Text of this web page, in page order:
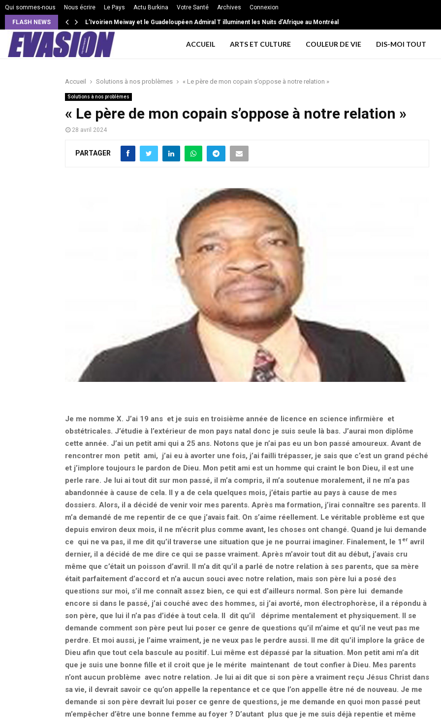
Qui sommes-nous Nous écrire Le Pays Actu Burkina Votre Santé Archives Connexion
FLASH NEWS L’Ivoirien Meiway et le Guadeloupéen Admiral T illuminent les Nuits d’Afrique au Montréal
ACCUEIL ARTS ET CULTURE COULEUR DE VIE DIS-MOI TOUT
Accueil Solutions à nos problèmes « Le père de mon copain s’oppose à notre relation »
Solutions à nos problèmes
« Le père de mon copain s’oppose à notre relation »
28 avril 2024
PARTAGER
Je me nomme X. J’ai 19 ans et je suis en troisième année de licence en science infirmière et
obstétricales. J’étudie à l’extérieur de mon pays natal donc je suis seule là bas. J’aurai mon diplôme
cette année. J’ai un petit ami qui a 25 ans. Notons que je n’ai pas eu un bon passé amoureux. Avant de
rencontrer mon petit ami, j’ai eu à avorter une fois, j’ai failli trépasser, je sais que c’est un grand péché
et j’implore toujours le pardon de Dieu. Mon petit ami est un homme qui craint le bon Dieu, il est une
perle rare. Je lui ai tout dit sur mon passé, il m’a compris, il m’a soutenue moralement, il ne m’a pas
abandonnée à cause de cela. Il y a de cela quelques mois, j’étais partie au pays à cause de mes
dossiers. Alors, il a décidé de venir voir mes parents. Après ma formation, j’irai connaître ses parents. Il
m’a demandé de me repentir de ce que j’avais fait. On s’aime réellement. Le véritable problème est que
depuis environ deux mois, il ne m’écrit plus comme avant, les choses ont changé. Quand je lui demande
ce qui ne va pas, il me dit qu’il traverse une situation que je ne pourrai imaginer. Finalement, le 1 er avril
dernier, il a décidé de me dire ce qui se passe vraiment. Après m’avoir tout dit au début, j’avais cru
même que c’était un poisson d’avril. Il m’a dit qu’il a parlé de notre relation à ses parents, que sa mère
était parfaitement d’accord et n’a aucun souci avec notre relation, mais son père lui a posé des
questions sur moi, s’il me connaît assez bien, ce qui est d’ailleurs normal. Son père lui demande
encore si dans le passé, j’ai couché avec des hommes, si j’ai avorté, mon électrophorèse, il a répondu à
son père, que lui il n’a pas d’idée à tout cela. Il dit qu’il déprime mentalement et physiquement. Il se
demande comment son père peut lui poser ce genre de questions qu’il m’aime et qu’il ne veut pas me
perdre. Et moi aussi, je l’aime vraiment, je ne veux pas le perdre aussi. Il me dit qu’il implore la grâce de
Dieu afin que tout cela bascule au positif. Lui même est dépassé par la situation. Mon petit ami m’a dit
que je suis une bonne fille et il croit que je le mérite maintenant de tout confier à Dieu. Mes parents
n’ont aucun problème avec notre relation. Je lui ai dit que si son père a vraiment reçu Jésus Christ dans
sa vie, il devrait savoir ce qu’on appelle la repentance et ce que l’on appelle être né de nouveau. Je me
demande si son père devrait lui poser ce genre de questions, je me demande en quoi mon passé peut
m’empêcher d’être une bonne femme au foyer ? D’autant plus que je me suis déjà repentie et même